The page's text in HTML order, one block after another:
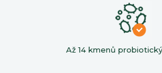
Až 14 kmenů